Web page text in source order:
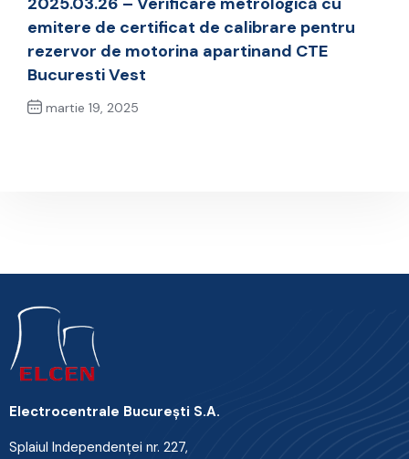
emitere de certificat de calibrare pentru
rezervor de motorina apartinand CTE
Bucuresti Vest
martie 19, 2025
Electrocentrale Bucureşti S.A.
Splaiul Independenţei nr. 227,